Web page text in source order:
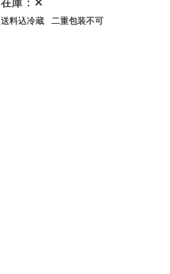
送料込冷蔵 二重包装不可